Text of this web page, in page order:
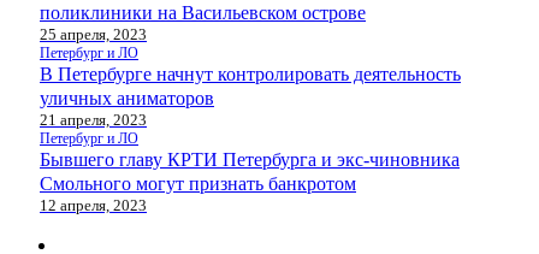
поликлиники на Васильевском острове
25 апреля, 2023
Петербург и ЛО
В Петербурге начнут контролировать деятельность
уличных аниматоров
21 апреля, 2023
Петербург и ЛО
Бывшего главу КРТИ Петербурга и экс-чиновника
Смольного могут признать банкротом
12 апреля, 2023